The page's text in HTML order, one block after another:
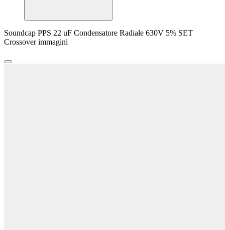
Soundcap PPS 22 uF Condensatore Radiale 630V 5% SET
Crossover immagini